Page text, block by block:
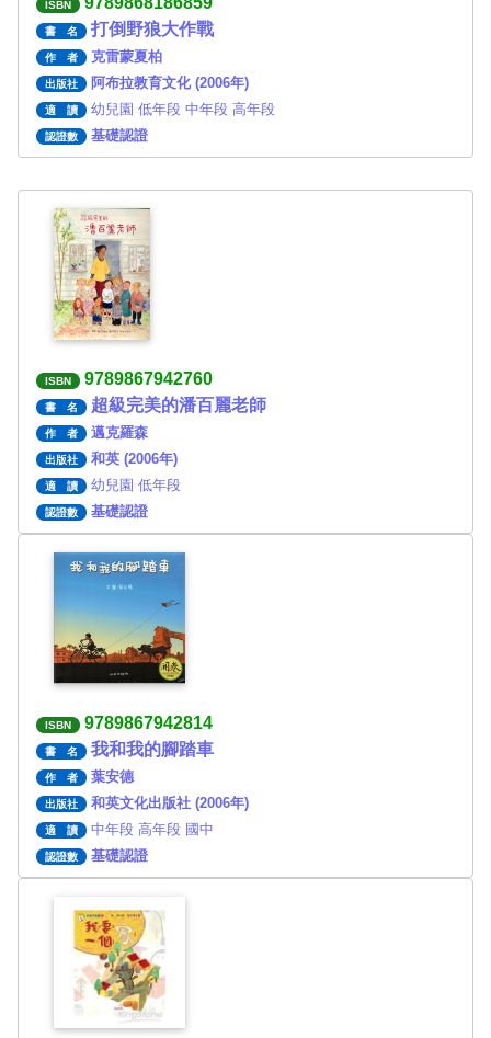
ISBN
書 名 打倒野狼大作戰
作 者 克雷蒙夏柏
出版社 阿布拉教育文化 (2006年)
適 讀 幼兒園 低年段 中年段 高年段
認證數 基礎認證
ISBN 9789867942760
書 名 超級完美的潘百麗老師
作 者 邁克羅森
出版社 和英 (2006年)
適 讀 幼兒園 低年段
認證數 基礎認證
ISBN 9789867942814
書 名 我和我的腳踏車
作 者 葉安德
出版社 和英文化出版社 (2006年)
適 讀 中年段 高年段 國中
認證數 基礎認證